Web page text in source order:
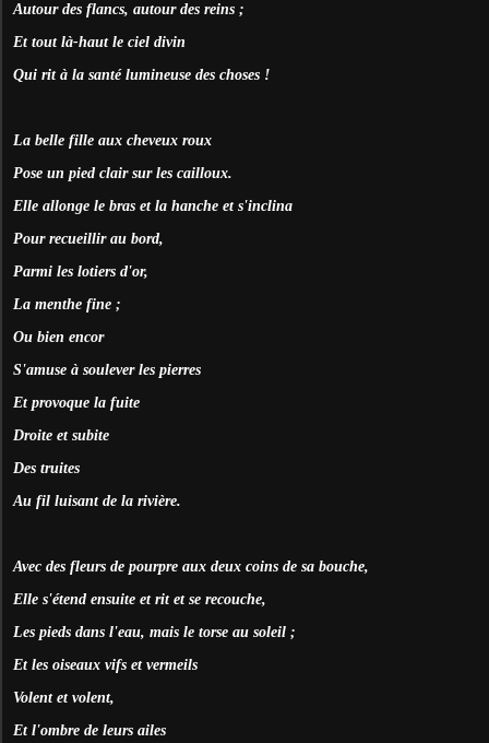
Autour des flancs, autour des reins ;
Et tout là-haut le ciel divin
Qui rit à la santé lumineuse des choses !
La belle fille aux cheveux roux
Pose un pied clair sur les cailloux.
Elle allonge le bras et la hanche et s'inclina
Pour recueillir au bord,
Parmi les lotiers d'or,
La menthe fine ;
Ou bien encor
S'amuse à soulever les pierres
Et provoque la fuite
Droite et subite
Des truites
Au fil luisant de la rivière.
Avec des fleurs de pourpre aux deux coins de sa bouche,
Elle s'étend ensuite et rit et se recouche,
Les pieds dans l'eau, mais le torse au soleil ;
Et les oiseaux vifs et vermeils
Volent et volent,
Et l'ombre de leurs ailes